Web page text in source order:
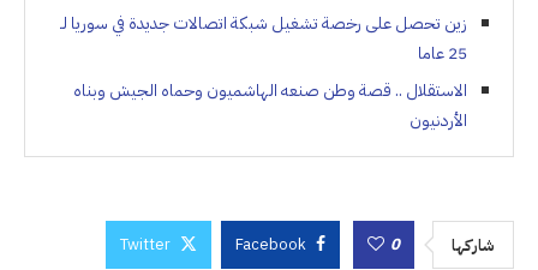
زين تحصل على رخصة تشغيل شبكة اتصالات جديدة في سوريا لـ
25 عاما
الاستقلال .. قصة وطن صنعه الهاشميون وحماه الجيش وبناه
الأردنيون
شاركها 0
Facebook
Twitter